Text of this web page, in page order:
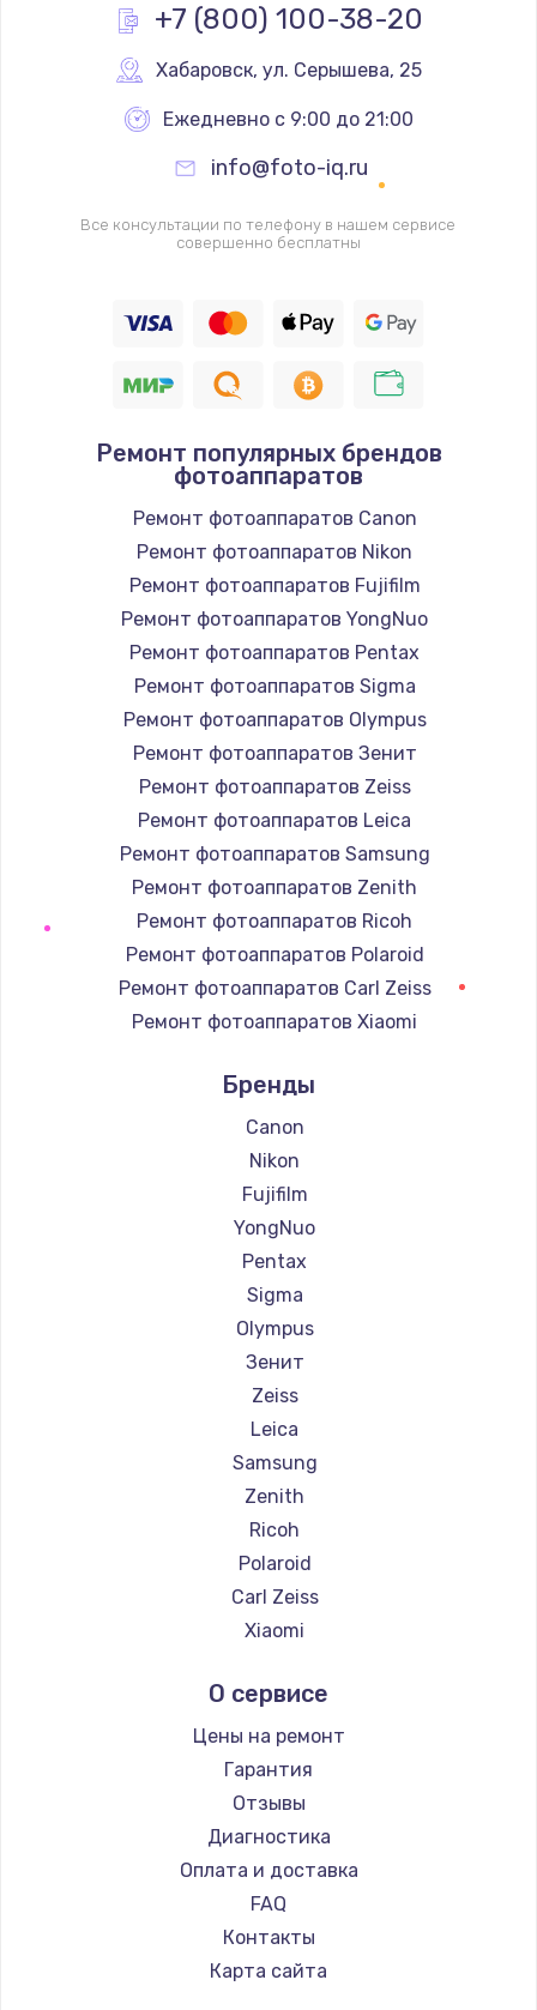
Перепрошивка
Замена жерновов
2500 руб.
Заказать
2300 руб.
2850 руб.
Заказать
Ремонт электромагнитного клапана
2050 руб.
Заказать
Ремонт дренажа
2400 руб.
Заказать
Чистка дренажа
1500 руб.
Заказать
Ремонт электронного узла
3650 руб.
Заказать
+7 (800) 100-38-20
Хабаровск, ул. Серышева, 25
Ежедневно с 9:00 до 21:00
info@foto-iq.ru
Все консультации по телефону в нашем сервисе
совершенно бесплатны
Ремонт популярных брендов
фотоаппаратов
Ремонт фотоаппаратов Canon
Ремонт фотоаппаратов Nikon
Ремонт фотоаппаратов Fujifilm
Ремонт фотоаппаратов YongNuo
Ремонт фотоаппаратов Pentax
Ремонт фотоаппаратов Sigma
Ремонт фотоаппаратов Olympus
Ремонт фотоаппаратов Зенит
Ремонт фотоаппаратов Zeiss
Ремонт фотоаппаратов Leica
Ремонт фотоаппаратов Samsung
Ремонт фотоаппаратов Zenith
Ремонт фотоаппаратов Ricoh
Ремонт фотоаппаратов Polaroid
Ремонт фотоаппаратов Carl Zeiss
Ремонт фотоаппаратов Xiaomi
Ремонт фотоаппаратов Kodak
Ремонт фотоаппаратов Blackmagic
Бренды
Canon
Nikon
Fujifilm
YongNuo
Pentax
Sigma
Olympus
Зенит
Zeiss
Leica
Samsung
Zenith
Ricoh
Polaroid
Carl Zeiss
Xiaomi
Kodak
Blackmagic
О сервисе
Цены на ремонт
Гарантия
Отзывы
Диагностика
Оплата и доставка
FAQ
Контакты
Карта сайта